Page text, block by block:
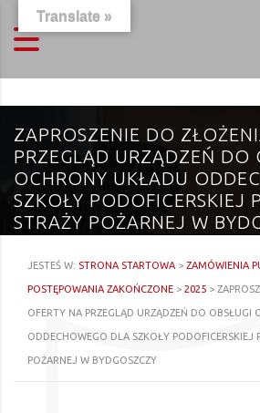
ZAPROSZENIE DO
PRZEGLĄD URZĄDZEŃ DO
OCHRONY UKŁADU
SZKOŁY PODOFICERSKIEJ
STRAŻY POŻARNEJ W
JESTEŚ W: STRONA STARTOWA > ZAMÓWIENIA
POSTĘPOWANIA ZAKOŃCZONE > 2025 >
OFERTY NA PRZEGLĄD URZĄDZEŃ DO OBSŁUGI
ODDECHOWEGO DLA SZKOŁY PODOFICERSKIEJ
POŻARNEJ W BYDGOSZCZY
Translate »